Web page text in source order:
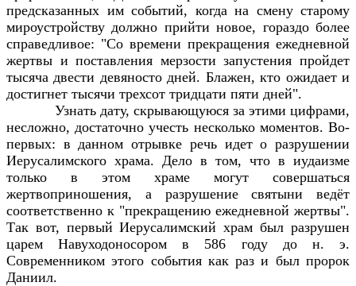
предсказанных им событий, когда на смену старому
мироустройству должно прийти новое, гораздо более
справедливое: "Со времени прекращения ежедневной
жертвы и поставления мерзости запустения пройдет
тысяча двести девяносто дней. Блажен, кто ожидает и
достигнет тысячи трехсот тридцати пяти дней".
Узнать дату, скрывающуюся за этими цифрами,
несложно, достаточно учесть несколько моментов. Во-
первых: в данном отрывке речь идет о разрушении
Иерусалимского храма. Дело в том, что в иудаизме
только в этом храме могут совершаться
жертвоприношения, а разрушение святыни ведёт
соответственно к "прекращению ежедневной жертвы".
Так вот, первый Иерусалимский храм был разрушен
царем Навуходоносором в 586 году до н. э.
Современником этого события как раз и был пророк
Даниил.